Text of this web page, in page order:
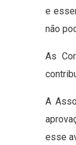
e
não
As
A
esse